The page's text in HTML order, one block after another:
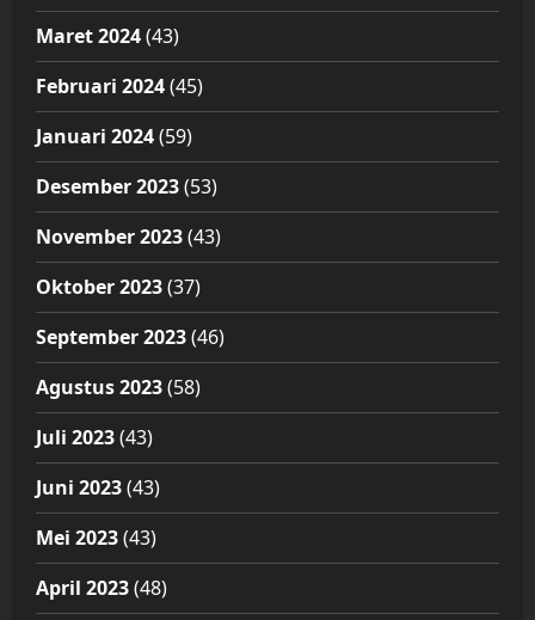
Maret 2024(43)
Februari 2024(45)
Januari 2024(59)
Desember 2023(53)
November 2023(43)
Oktober 2023(37)
September 2023(46)
Agustus 2023(58)
Juli 2023(43)
Juni 2023(43)
Mei 2023(43)
April 2023(48)